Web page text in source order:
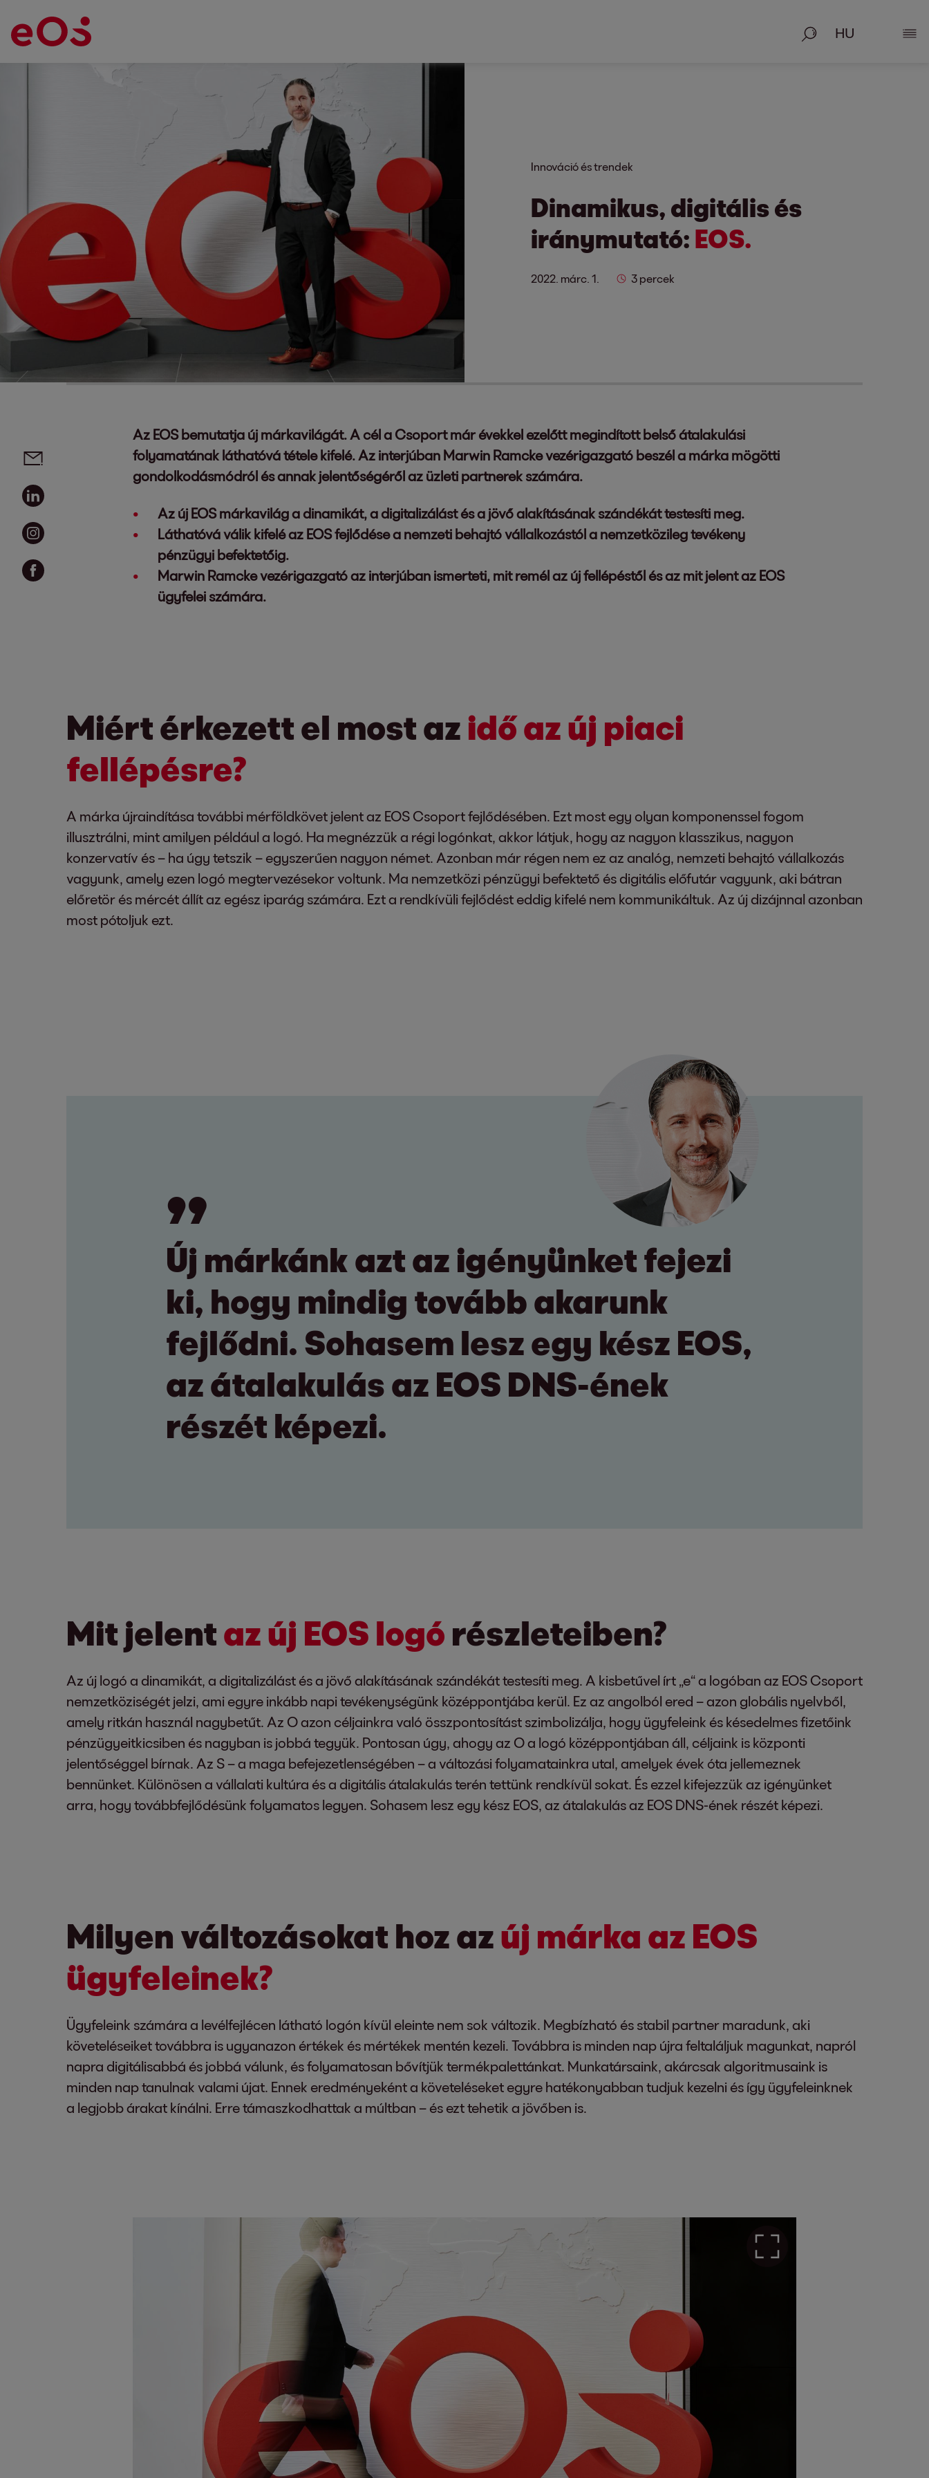
Keresés
Innováció és trendek
Dinamikus, digitális és
iránymutató: EOS.
2022. márc. 1. 3 percek
Az EOS bemutatja új márkavilágát. A cél a Csoport már évekkel ezelőtt megindított belső átalakulási
folyamatának láthatóvá tétele kifelé. Az interjúban Marwin Ramcke vezérigazgató beszél a márka mögötti
gondolkodásmódról és annak jelentőségéről az üzleti partnerek számára.
Az új EOS márkavilág a dinamikát, a digitalizálást és a jövő alakításának szándékát testesíti meg.
Láthatóvá válik kifelé az EOS fejlődése a nemzeti behajtó vállalkozástól a nemzetközileg tevékeny
pénzügyi befektetőig.
Marwin Ramcke vezérigazgató az interjúban ismerteti, mit remél az új fellépéstől és az mit jelent az EOS
ügyfelei számára.
Miért érkezett el most az idő az új piaci
fellépésre?
A márka újraindítása további mérföldkövet jelent az EOS Csoport fejlődésében. Ezt most egy olyan komponenssel fogom
illusztrálni, mint amilyen például a logó. Ha megnézzük a régi logónkat, akkor látjuk, hogy az nagyon klasszikus, nagyon
konzervatív és – ha úgy tetszik – egyszerűen nagyon német. Azonban már régen nem ez az analóg, nemzeti behajtó vállalkozás
vagyunk, amely ezen logó megtervezésekor voltunk. Ma nemzetközi pénzügyi befektető és digitális előfutár vagyunk, aki bátran
előretör és mércét állít az egész iparág számára. Ezt a rendkívüli fejlődést eddig kifelé nem kommunikáltuk. Az új dizájnnal azonban
most pótoljuk ezt.
Új márkánk azt az igényünket fejezi
ki, hogy mindig tovább akarunk
fejlődni. Sohasem lesz egy kész EOS,
az átalakulás az EOS DNS-ének
részét képezi.
Mit jelentaz új EOS logó részleteiben?
Az új logó a dinamikát, a digitalizálást és a jövő alakításának szándékát testesíti meg. A kisbetűvel írt „e“ a logóban az EOS Csoport
nemzetköziségét jelzi, ami egyre inkább napi tevékenységünk középpontjába kerül. Ez az angolból ered – azon globális nyelvből,
amely ritkán használ nagybetűt. Az O azon céljainkra való összpontosítást szimbolizálja, hogy ügyfeleink és késedelmes fizetőink
pénzügyeitkicsiben és nagyban is jobbá tegyük. Pontosan úgy, ahogy az O a logó középpontjában áll, céljaink is központi
jelentőséggel bírnak. Az S – a maga befejezetlenségében – a változási folyamatainkra utal, amelyek évek óta jellemeznek
bennünket. Különösen a vállalati kultúra és a digitális átalakulás terén tettünk rendkívül sokat. És ezzel kifejezzük az igényünket
arra, hogy továbbfejlődésünk folyamatos legyen. Sohasem lesz egy kész EOS, az átalakulás az EOS DNS-ének részét képezi.
Milyen változásokat hoz azúj márka az EOS
ügyfeleinek?
Ügyfeleink számára a levélfejlécen látható logón kívül eleinte nem sok változik. Megbízható és stabil partner maradunk, aki
követeléseiket továbbra is ugyanazon értékek és mértékek mentén kezeli. Továbbra is minden nap újra feltaláljuk magunkat, napról
napra digitálisabbá és jobbá válunk, és folyamatosan bővítjük termékpalettánkat. Munkatársaink, akárcsak algoritmusaink is
minden nap tanulnak valami újat. Ennek eredményeként a követeléseket egyre hatékonyabban tudjuk kezelni és így ügyfeleinknek
a legjobb árakat kínálni. Erre támaszkodhattak a múltban – és ezt tehetik a jövőben is.
Social media links - share article